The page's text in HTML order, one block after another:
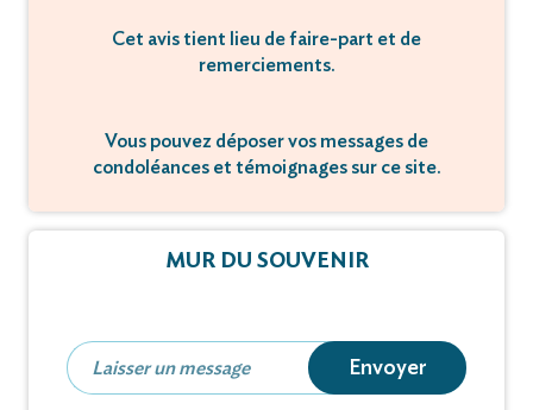
Cet avis tient lieu de faire-part et de
remerciements.
Vous pouvez déposer vos messages de
condoléances et témoignages sur ce site.
MUR DU SOUVENIR
Envoyer